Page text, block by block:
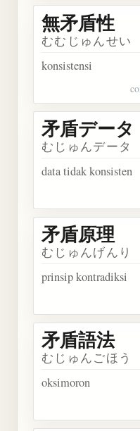
無矛盾性
むむじゅんせい
konsistensi
矛盾データ
むじゅんデータ
data tidak konsisten
矛盾原理
むじゅんげんり
prinsip kontradiksi
矛盾語法
むじゅんごほう
oksimoron